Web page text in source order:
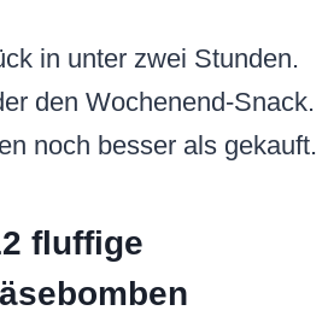
in unter zwei Stunden.
den Wochenend-Snack.
noch besser als gekauft.
fluffige